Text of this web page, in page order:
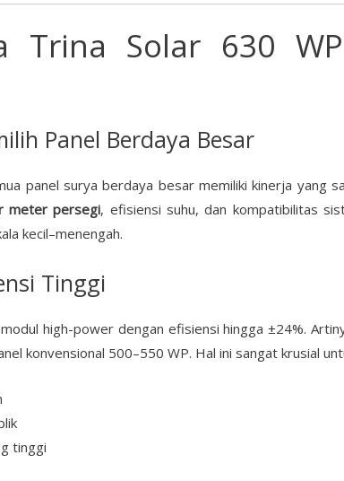
Trina Solar 630
Panel Berdaya Besar
panel surya berdaya besar memiliki kinerja yang
meter persegi, efisiensi suhu, dan kompatibilitas
kecil–menengah.
Tinggi
high-power dengan efisiensi hingga ±24%.
konvensional 500–550 WP. Hal ini sangat krusial
tinggi